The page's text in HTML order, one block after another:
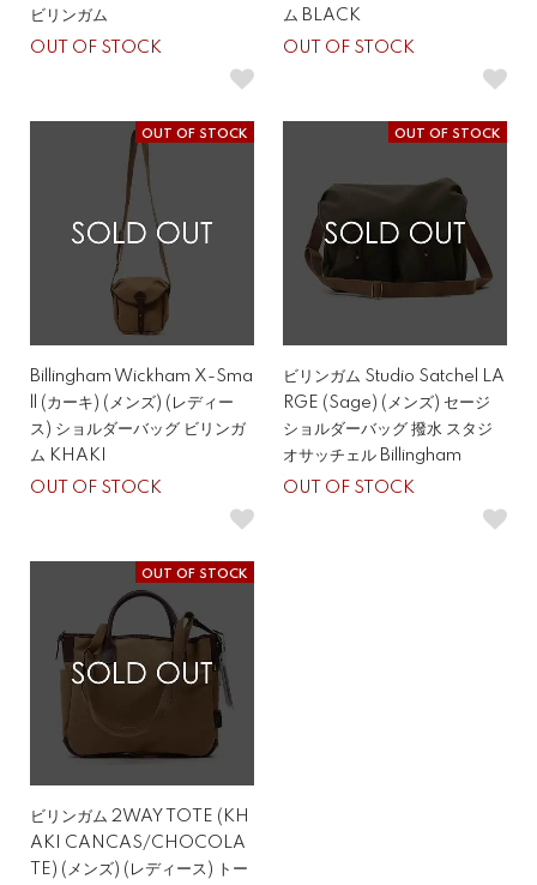
ビリンガム
OUT OF STOCK
ム BLACK
OUT OF STOCK
OUT OF STOCK
Billingham Wickham X-Sma
ll (カーキ) (メンズ) (レディー
ス) ショルダーバッグ ビリンガ
ム KHAKI
OUT OF STOCK
OUT OF STOCK
ビリンガム Studio Satchel LA
RGE (Sage) (メンズ) セージ
ショルダーバッグ 撥水 スタジ
オサッチェル Billingham
OUT OF STOCK
OUT OF STOCK
ビリンガム 2WAY TOTE (KH
AKI CANCAS/CHOCOLA
TE) (メンズ) (レディース) トー